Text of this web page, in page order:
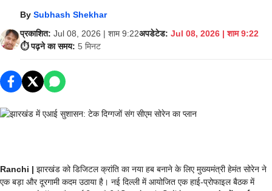
BySubhash Shekhar
प्रकाशित: Jul 08, 2026 | शाम 9:22अपडेटेड: Jul 08, 2026 | शाम 9:22
⏱️ पढ़ने का समय: 5 मिनट
Ranchi | झारखंड को डिजिटल क्रांति का नया हब बनाने के लिए मुख्यमंत्री हेमंत सोरेन ने
एक बड़ा और दूरगामी कदम उठाया है। नई दिल्ली में आयोजित एक हाई-प्रोफाइल बैठक में